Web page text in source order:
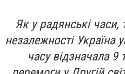
Як у радянські часи,
незалежності Україна
часу відзначала